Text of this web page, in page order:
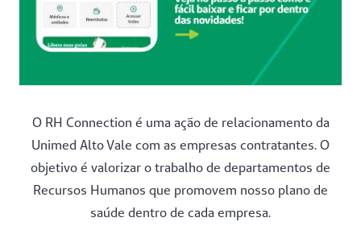
O RH Connection é uma ação de relacionamento da
Unimed Alto Vale com as empresas contratantes. O
objetivo é valorizar o trabalho de departamentos de
Recursos Humanos que promovem nosso plano de
saúde dentro de cada empresa.